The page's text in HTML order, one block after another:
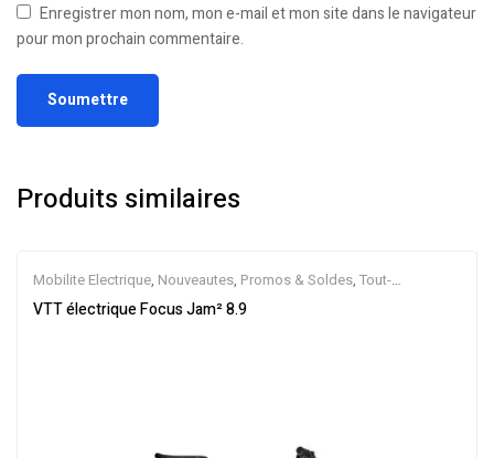
Enregistrer mon nom, mon e-mail et mon site dans le navigateur
pour mon prochain commentaire.
Produits similaires
Mobilite Electrique, Nouveautes, Promos & Soldes, Tout-
Suspendus,Vélo électrique ville,Velos Electriques
VTT électrique Focus Jam² 8.9